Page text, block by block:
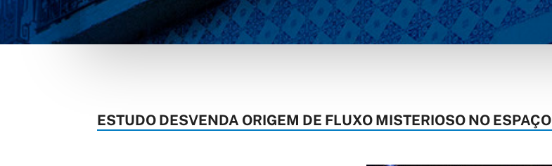
ESTUDO DESVENDA ORIGEM DE FLUXO MISTERIOSO NO ESPAÇO